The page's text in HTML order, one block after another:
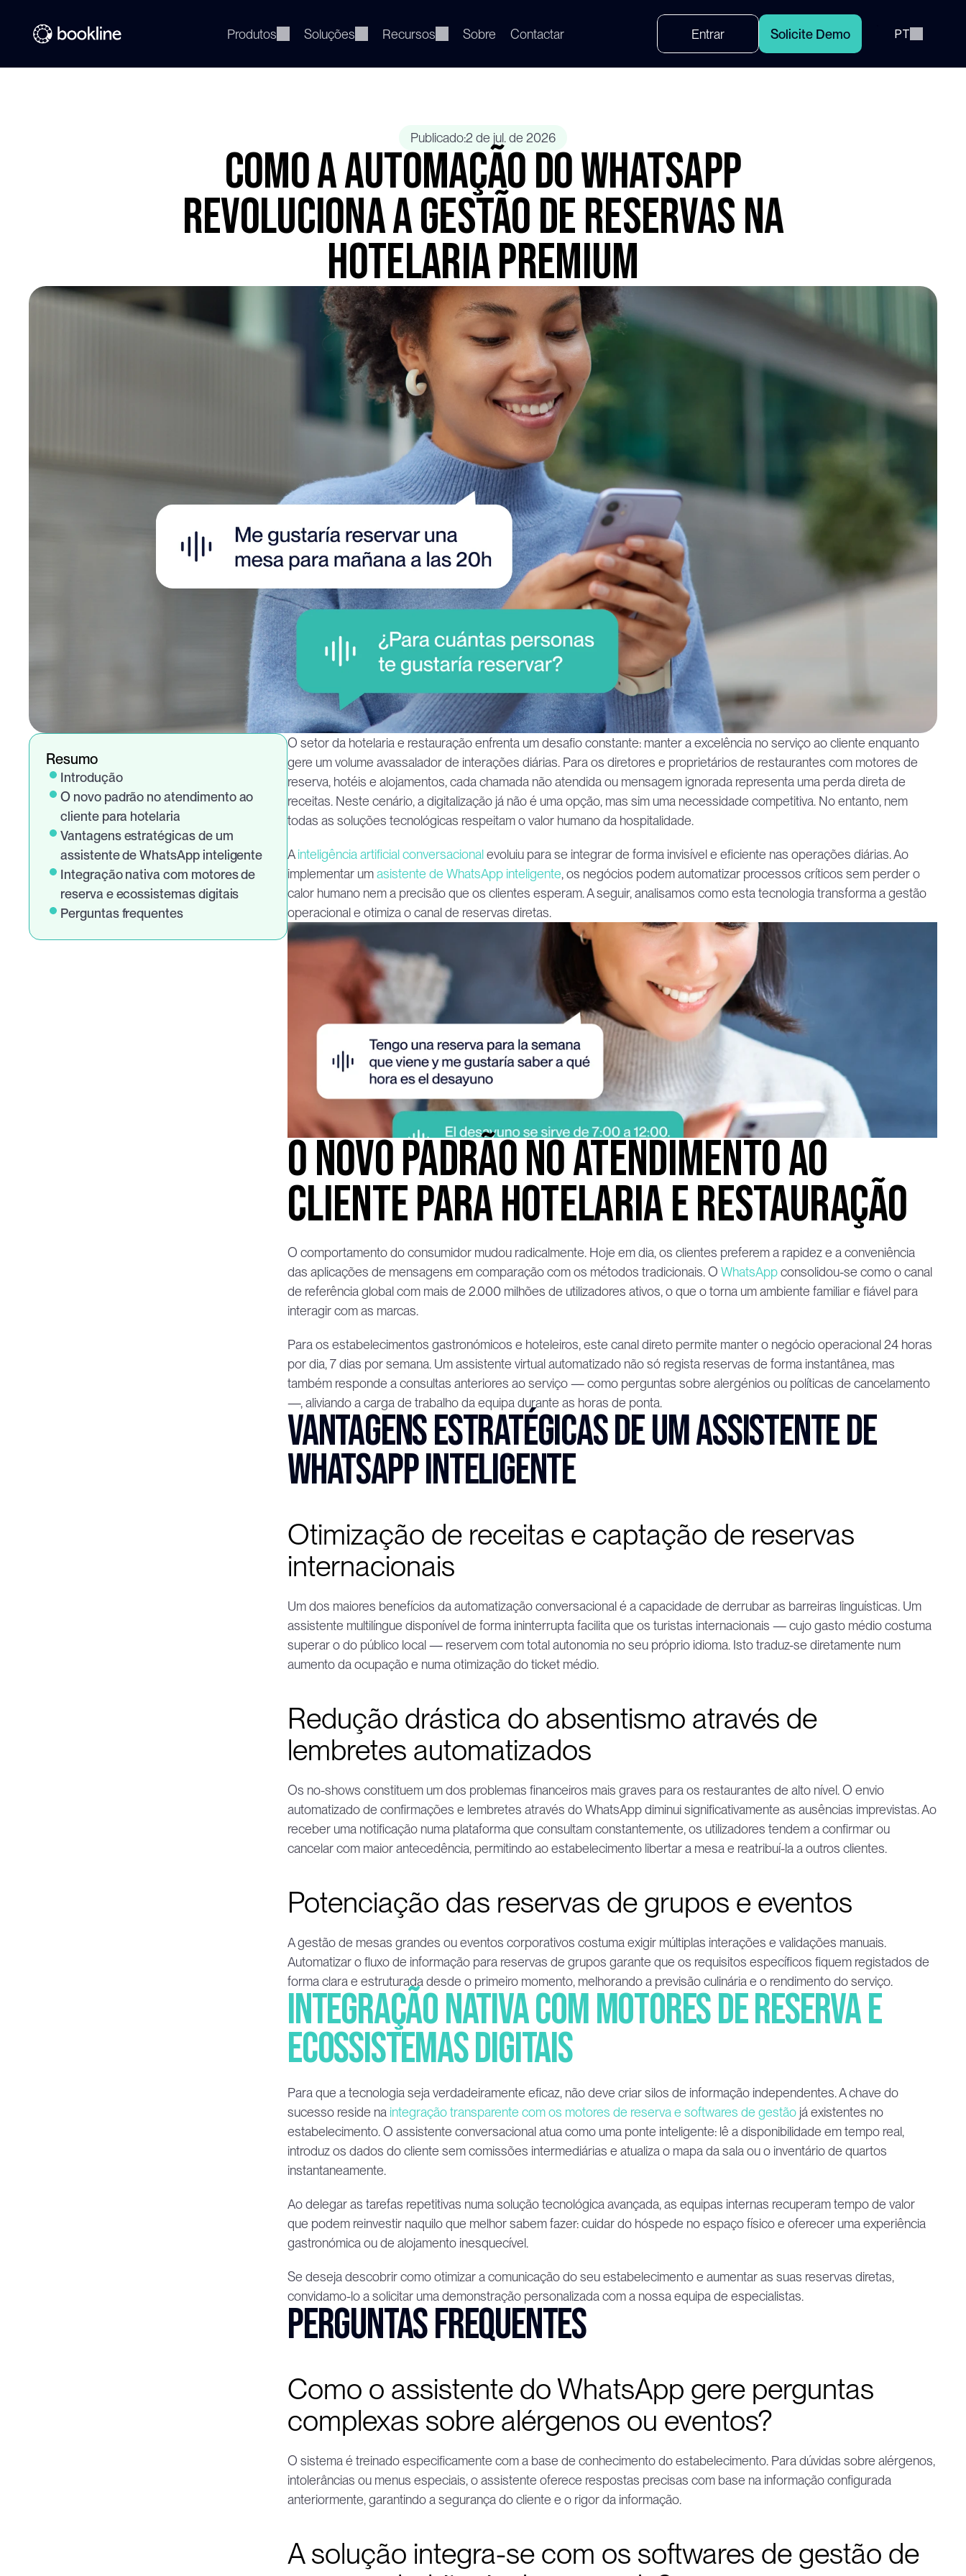
Produtos Soluções Recursos Sobre Contactar Entrar Solicite Demo
Select Language
PT
Publicado:2 de jul. de 2026
Como a automação do WhatsApp
revoluciona a gestão de reservas na
hotelaria premium
Resumo
Introdução
O novo padrão no atendimento ao
cliente para hotelaria
Vantagens estratégicas de um
assistente de WhatsApp inteligente
Integração nativa com motores de
reserva e ecossistemas digitais
Perguntas frequentes
O setor da hotelaria e restauração enfrenta um desafio constante: manter a excelência no serviço ao cliente enquanto
gere um volume avassalador de interações diárias. Para os diretores e proprietários de restaurantes com motores de
reserva, hotéis e alojamentos, cada chamada não atendida ou mensagem ignorada representa uma perda direta de
receitas. Neste cenário, a digitalização já não é uma opção, mas sim uma necessidade competitiva. No entanto, nem
todas as soluções tecnológicas respeitam o valor humano da hospitalidade.
A inteligência artificial conversacional evoluiu para se integrar de forma invisível e eficiente nas operações diárias. Ao
implementar um asistente de WhatsApp inteligente, os negócios podem automatizar processos críticos sem perder o
calor humano nem a precisão que os clientes esperam. A seguir, analisamos como esta tecnologia transforma a gestão
operacional e otimiza o canal de reservas diretas.
O novo padrão no atendimento ao
cliente para hotelaria e restauração
O comportamento do consumidor mudou radicalmente. Hoje em dia, os clientes preferem a rapidez e a conveniência
das aplicações de mensagens em comparação com os métodos tradicionais. O WhatsApp consolidou-se como o canal
de referência global com mais de 2.000 milhões de utilizadores ativos, o que o torna um ambiente familiar e fiável para
interagir com as marcas.
Para os estabelecimentos gastronómicos e hoteleiros, este canal direto permite manter o negócio operacional 24 horas
por dia, 7 dias por semana. Um assistente virtual automatizado não só regista reservas de forma instantânea, mas
também responde a consultas anteriores ao serviço — como perguntas sobre alergénios ou políticas de cancelamento
—, aliviando a carga de trabalho da equipa durante as horas de ponta.
Vantagens estratégicas de um assistente de
WhatsApp inteligente
Otimização de receitas e captação de reservas
internacionais
Um dos maiores benefícios da automatização conversacional é a capacidade de derrubar as barreiras linguísticas. Um
assistente multilíngue disponível de forma ininterrupta facilita que os turistas internacionais — cujo gasto médio costuma
superar o do público local — reservem com total autonomia no seu próprio idioma. Isto traduz-se diretamente num
aumento da ocupação e numa otimização do ticket médio.
Redução drástica do absentismo através de
lembretes automatizados
Os no-shows constituem um dos problemas financeiros mais graves para os restaurantes de alto nível. O envio
automatizado de confirmações e lembretes através do WhatsApp diminui significativamente as ausências imprevistas. Ao
receber uma notificação numa plataforma que consultam constantemente, os utilizadores tendem a confirmar ou
cancelar com maior antecedência, permitindo ao estabelecimento libertar a mesa e reatribuí-la a outros clientes.
Potenciação das reservas de grupos e eventos
A gestão de mesas grandes ou eventos corporativos costuma exigir múltiplas interações e validações manuais.
Automatizar o fluxo de informação para reservas de grupos garante que os requisitos específicos fiquem registados de
forma clara e estruturada desde o primeiro momento, melhorando a previsão culinária e o rendimento do serviço.
Integração nativa com motores de reserva e
ecossistemas digitais
Para que a tecnologia seja verdadeiramente eficaz, não deve criar silos de informação independentes. A chave do
sucesso reside na integração transparente com os motores de reserva e softwares de gestão já existentes no
estabelecimento. O assistente conversacional atua como uma ponte inteligente: lê a disponibilidade em tempo real,
introduz os dados do cliente sem comissões intermediárias e atualiza o mapa da sala ou o inventário de quartos
instantaneamente.
Ao delegar as tarefas repetitivas numa solução tecnológica avançada, as equipas internas recuperam tempo de valor
que podem reinvestir naquilo que melhor sabem fazer: cuidar do hóspede no espaço físico e oferecer uma experiência
gastronómica ou de alojamento inesquecível.
Se deseja descobrir como otimizar a comunicação do seu estabelecimento e aumentar as suas reservas diretas,
convidamo-lo a solicitar uma demonstração personalizada com a nossa equipa de especialistas.
Perguntas frequentes
Como o assistente do WhatsApp gere perguntas
complexas sobre alérgenos ou eventos?
O sistema é treinado especificamente com a base de conhecimento do estabelecimento. Para dúvidas sobre alérgenos,
intolerâncias ou menus especiais, o assistente oferece respostas precisas com base na informação configurada
anteriormente, garantindo a segurança do cliente e o rigor da informação.
A solução integra-se com os softwares de gestão de